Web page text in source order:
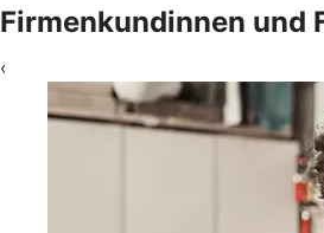
Firmenkundinnen und
‹